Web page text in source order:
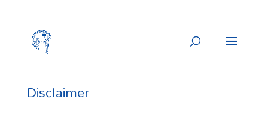
Disclaimer